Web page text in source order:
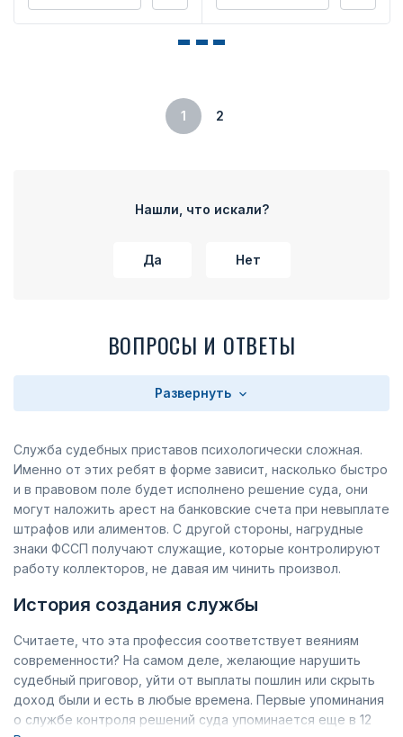
1 2
Нашли, что искали?
Да Нет
ВОПРОСЫ И ОТВЕТЫ
Развернуть
Служба судебных приставов психологически сложная.
Именно от этих ребят в форме зависит, насколько быстро
и в правовом поле будет исполнено решение суда, они
могут наложить арест на банковские счета при невыплате
штрафов или алиментов. С другой стороны, нагрудные
знаки ФССП получают служащие, которые контролируют
работу коллекторов, не давая им чинить произвол.
История создания службы
Считаете, что эта профессия соответствует веяниям
современности? На самом деле, желающие нарушить
судебный приговор, уйти от выплаты пошлин или скрыть
доход были и есть в любые времена. Первые упоминания
о службе контроля решений суда упоминается еще в 12